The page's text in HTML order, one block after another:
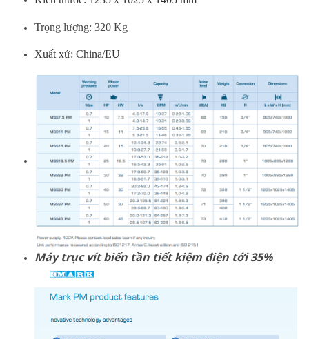
Trọng lượng: 320 Kg
Xuất xứ: China/EU
Máy trục vít biến tần tiết kiệm điện tới 35%